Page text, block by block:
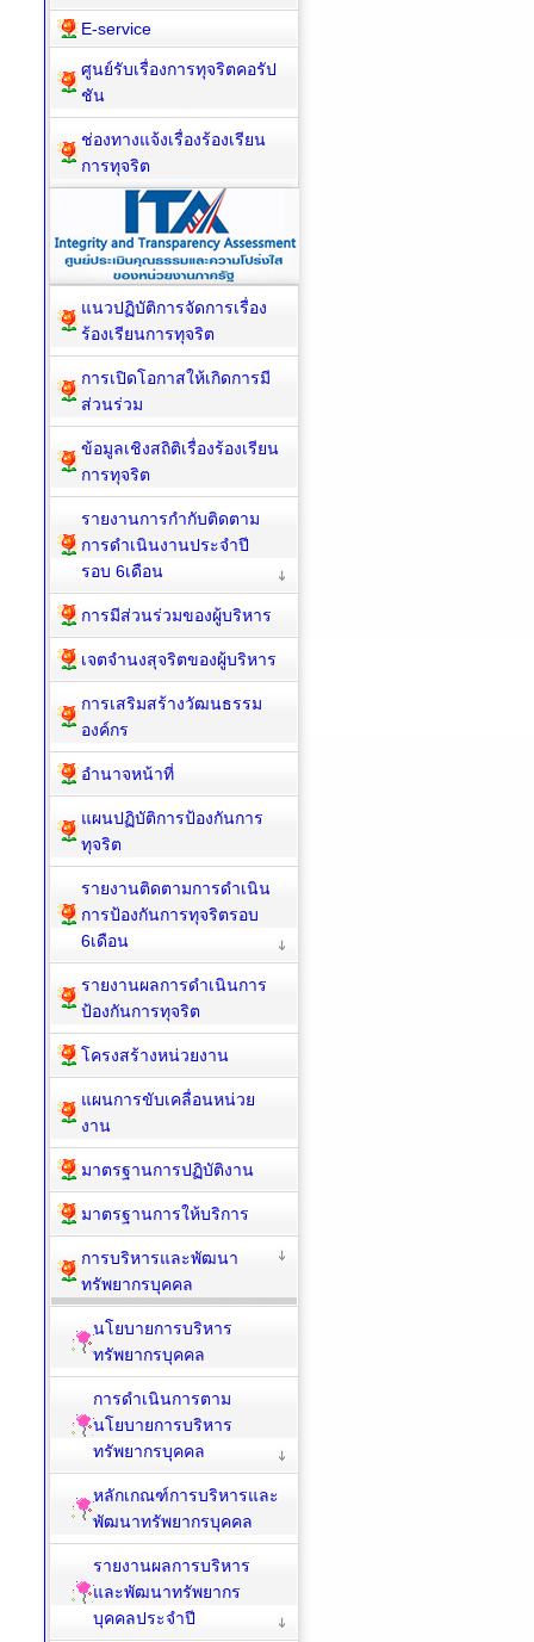
E-service
ศูนย์รับเรื่องการทุจริตคอรัป
ชัน
ช่องทางแจ้งเรื่องร้องเรียน
การทุจริต
แนวปฏิบัติการจัดการเรื่อง
ร้องเรียนการทุจริต
การเปิดโอกาสให้เกิดการมี
ส่วนร่วม
ข้อมูลเชิงสถิติเรื่องร้องเรียน
การทุจริต
รายงานการกำกับติดตาม
การดำเนินงานประจำปี
รอบ 6เดือน
การมีส่วนร่วมของผู้บริหาร
เจตจำนงสุจริตของผู้บริหาร
การเสริมสร้างวัฒนธรรม
องค์กร
อำนาจหน้าที่
แผนปฏิบัติการป้องกันการ
ทุจริต
รายงานติดตามการดำเนิน
การป้องกันการทุจริตรอบ
6เดือน
รายงานผลการดำเนินการ
ป้องกันการทุจริต
โครงสร้างหน่วยงาน
แผนการขับเคลื่อนหน่วย
งาน
มาตรฐานการปฏิบัติงาน
มาตรฐานการให้บริการ
การบริหารและพัฒนา
ทรัพยากรบุคคล
นโยบายการบริหาร
ทรัพยากรบุคคล
การดำเนินการตาม
นโยบายการบริหาร
ทรัพยากรบุคคล
หลักเกณฑ์การบริหารและ
พัฒนาทรัพยากรบุคคล
รายงานผลการบริหาร
และพัฒนาทรัพยากร
บุคคลประจำปี